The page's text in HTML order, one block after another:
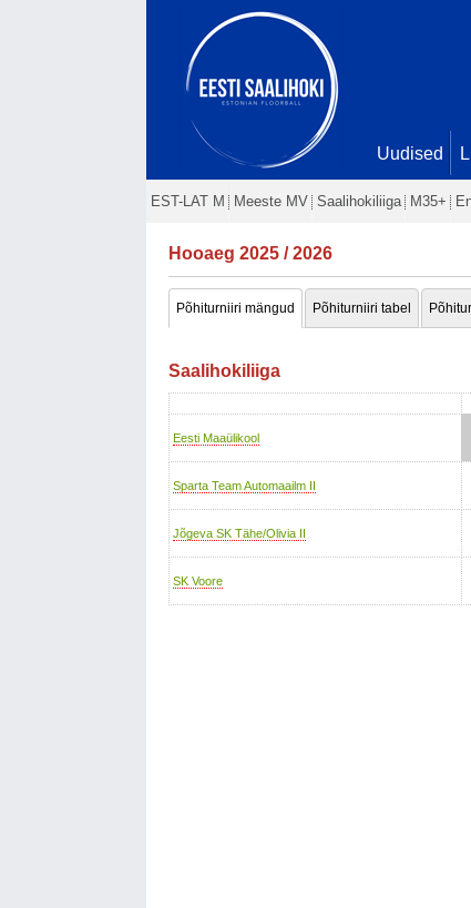
Uudised
EST-LAT M Meeste MV Saalihokiliiga M35+
Hooaeg 2025 / 2026
Põhiturniiri mängud Põhiturniiri tabel
Saalihokiliiga
Eesti Maaülikool
Sparta Team Automaailm II
Jõgeva SK Tähe/Olivia II
SK Voore